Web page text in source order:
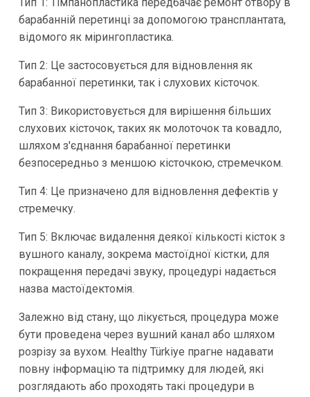
барабанній перетинці за допомогою трансплантата,
відомого як мірингопластика.
Тип 2: Це застосовується для відновлення як
барабанної перетинки, так і слухових кісточок.
Тип 3: Використовується для вирішення більших
слухових кісточок, таких як молоточок та ковадло,
шляхом з'єднання барабанної перетинки
безпосередньо з меншою кісточкою, стремечком.
Тип 4: Це призначено для відновлення дефектів у
стремечку.
Тип 5: Включає видалення деякої кількості кісток з
вушного каналу, зокрема мастоїдної кістки, для
покращення передачі звуку, процедурі надається
назва мастоїдектомія.
Залежно від стану, що лікується, процедура може
бути проведена через вушний канал або шляхом
розрізу за вухом. Healthy Türkiye прагне надавати
повну інформацію та підтримку для людей, які
розглядають або проходять такі процедури в